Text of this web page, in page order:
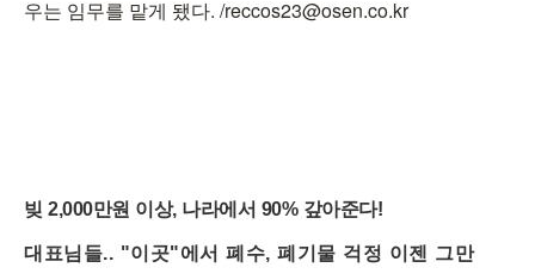
우는 임무를 맡게 됐다. /reccos23@osen.co.kr